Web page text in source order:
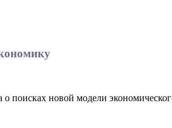
поисках новой модели